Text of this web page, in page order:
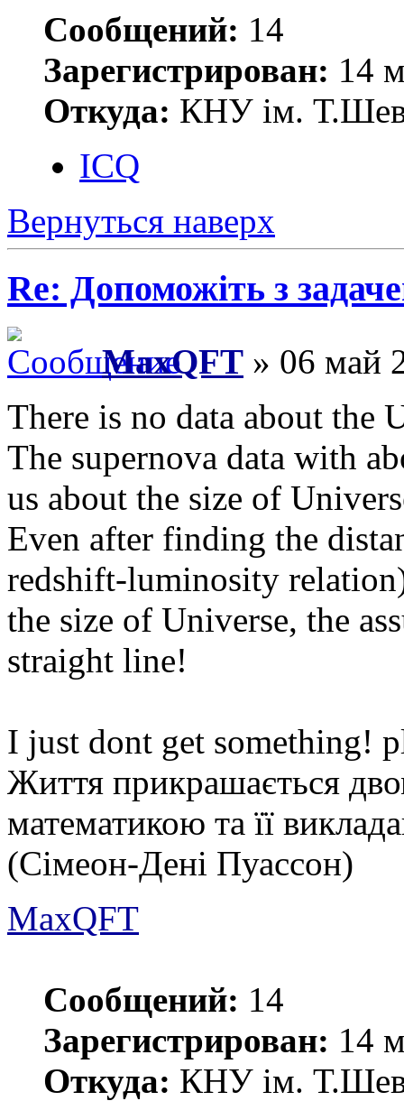
Сообщений: 14
Зарегистрирован: 14
Откуда: КНУ ім.
ICQ
Вернуться наверх
Re: Допоможіть з
MaxQFT » 06 май
There is no data about the
The supernova data with
us about the size of
Even after finding the
redshift-luminosity
the size of Universe, the
straight line!
I just dont get something!
Життя прикрашається
математикою та її
(Сімеон-Дені Пуассон)
MaxQFT
Сообщений: 14
Зарегистрирован: 14
Откуда: КНУ ім.